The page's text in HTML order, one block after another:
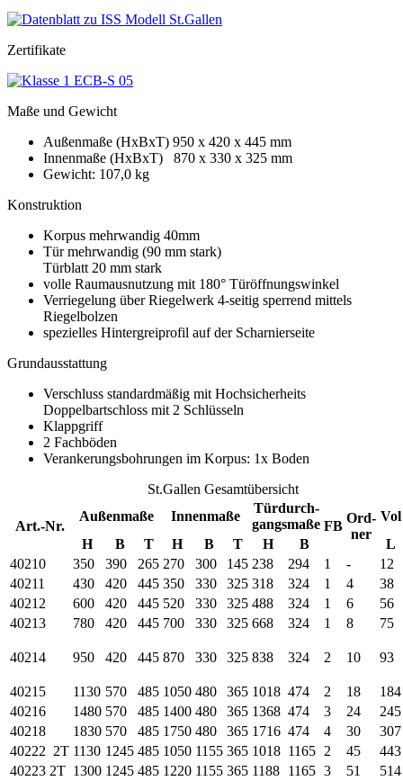
Zertifikate
Maße und Gewicht
Außenmaße (HxBxT) 950 x 420 x 445 mm
Innenmaße (HxBxT) 870 x 330 x 325 mm
Gewicht: 107,0 kg
Konstruktion
Korpus mehrwandig 40mm
Tür mehrwandig (90 mm stark)
Türblatt 20 mm stark
volle Raumausnutzung mit 180° Türöffnungswinkel
Verriegelung über Riegelwerk 4-seitig sperrend mittels
Riegelbolzen
spezielles Hintergreiprofil auf der Scharnierseite
Grundausstattung
Verschluss standardmäßig mit Hochsicherheits
Doppelbartschloss mit 2 Schlüsseln
Klappgriff
2 Fachböden
Verankerungsbohrungen im Korpus: 1x Boden
St.Gallen Gesamtübersicht
Art.-Nr.
Außenmaße Innenmaße
Türdurch-
gangsmaße FB
Ord-
ner
Vol
H
B T H B T H B
L
40210
350 390 265 270 300 145 238 294 1 -
12
40211
430 420 445 350 330 325 318 324 1 4
38
40212
600 420 445 520 330 325 488 324 1 6
56
40213
780 420 445 700 330 325 668 324 1 8 75
40214 950 420 445 870 330 325 838 324 2 10 93
40215 1130 570 485 1050 480 365 1018 474 2 18
184
40216
1480 570 485 1400 480 365 1368 474 3 24
245
40218
1830 570 485 1750 480 365 1716 474 4 30
307
40222 2T 1130 1245 485 1050 1155 365 1018 1165 2 45
443
40223 2T 1300 1245 485 1220 1155 365 1188 1165 3 51
514